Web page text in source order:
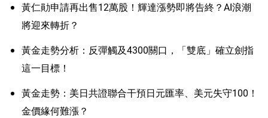
黃仁勛申請再出售12萬股！輝達漲勢即將告終？AI浪潮
將迎來轉折？
黃金走勢分析：反彈觸及4300關口，「雙底」確立劍指
這一目標！
黃金走勢：美日共證聯合干預日元匯率、美元失守100！
金價緣何難漲？